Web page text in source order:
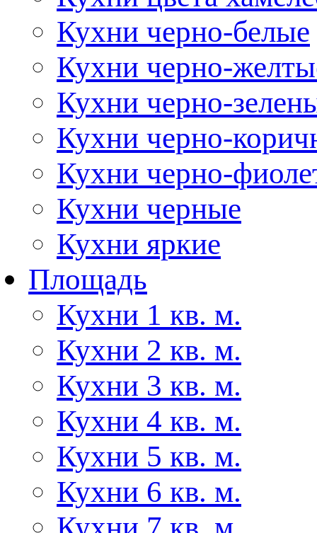
Кухни черно-белые
Кухни черно-
Кухни черно-
Кухни черно-
Кухни черно-
Кухни черные
Кухни яркие
Площадь
Кухни 1 кв. м.
Кухни 2 кв. м.
Кухни 3 кв. м.
Кухни 4 кв. м.
Кухни 5 кв. м.
Кухни 6 кв. м.